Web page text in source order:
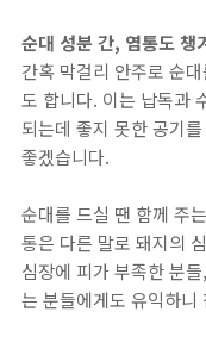
순대 성분 간, 염통도 챙
간혹 막걸리 안주로 순
도 합니다. 이는 납독과
되는데 좋지 못한 공기
좋겠습니다.
순대를 드실 땐 함께 주
통은 다른 말로 돼지의
심장에 피가 부족한 분
는 분들에게도 유익하니